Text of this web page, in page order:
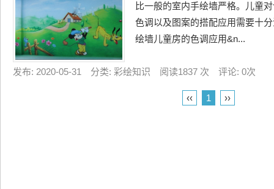
比一般的室内手绘墙严格。儿童
色调以及图案的搭配应用需要十
绘墙儿童房的色调应用&n...
发布: 2020-05-31 分类: 彩绘知识 阅读1837 次 评论: 0次
‹‹ 1 ››